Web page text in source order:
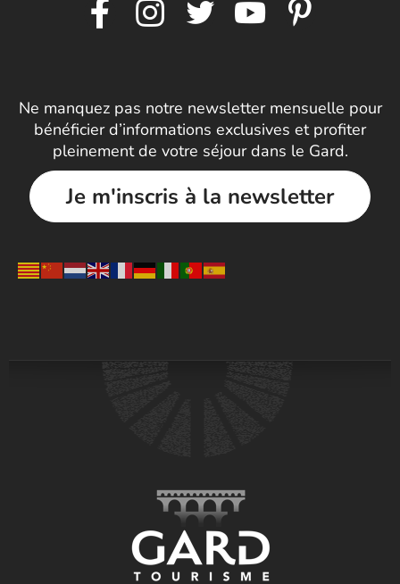
Ne manquez pas notre newsletter mensuelle pour
bénéficier d’informations exclusives et profiter
pleinement de votre séjour dans le Gard.
Je m'inscris à la newsletter